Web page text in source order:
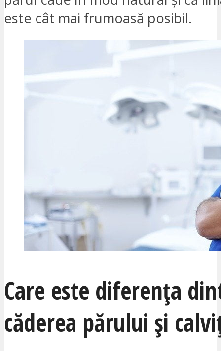
este cât mai frumoasă posibil.
Care este diferența
căderea părului și